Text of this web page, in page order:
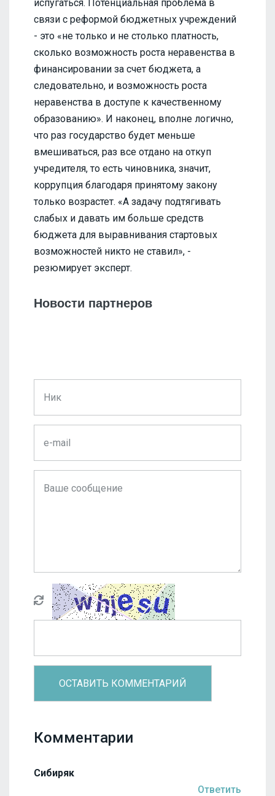
испугаться. Потенциальная проблема в
связи с реформой бюджетных учреждений
- это «не только и не столько платность,
сколько возможность роста неравенства в
финансировании за счет бюджета, а
следовательно, и возможность роста
неравенства в доступе к качественному
образованию». И наконец, вполне логично,
что раз государство будет меньше
вмешиваться, раз все отдано на откуп
учредителя, то есть чиновника, значит,
коррупция благодаря принятому закону
только возрастет. «А задачу подтягивать
слабых и давать им больше средств
бюджета для выравнивания стартовых
возможностей никто не ставил», -
резюмирует эксперт.
Новости партнеров
Комментарии
Сибиряк
Ответить